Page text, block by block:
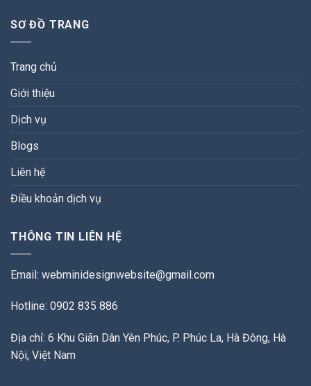
SƠ ĐỒ TRANG
Trang chủ
Giới thiệu
Dịch vụ
Blogs
Liên hệ
Điều khoản dịch vụ
THÔNG TIN LIÊN HỆ
Email: webminidesignwebsite@gmail.com
Hotline: 0902 835 886
Địa chỉ: 6 Khu Giãn Dân Yên Phúc, P. Phúc La, Hà Đông, Hà
Nội, Việt Nam